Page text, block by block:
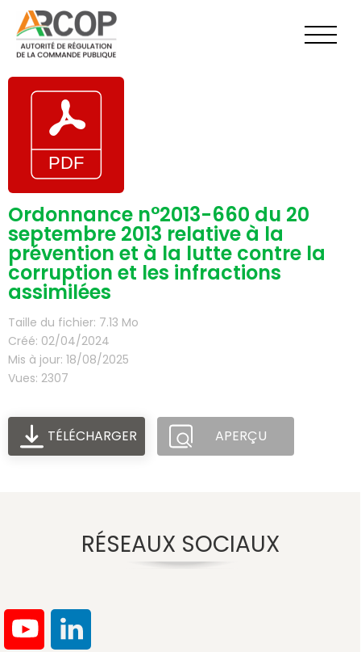
contenu
Ordonnance n°2013-660 du 20
septembre 2013 relative à la
prévention et à la lutte contre la
corruption et les infractions
assimilées
Taille du fichier: 7.13 Mo
Créé: 02/04/2024
Mis à jour: 18/08/2025
Vues: 2307
TÉLÉCHARGER APERÇU
RÉSEAUX SOCIAUX